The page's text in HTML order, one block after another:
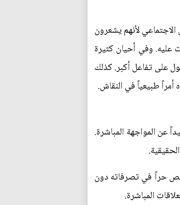
لأنهم يشعرون
عليه. وفي أحيان كثيرة
على تفاعل أكبر. كذلك
أمراً طبيعياً في النقاش.
عن المواجهة المباشرة.
حراً في تصرفاته دون
المباشرة.